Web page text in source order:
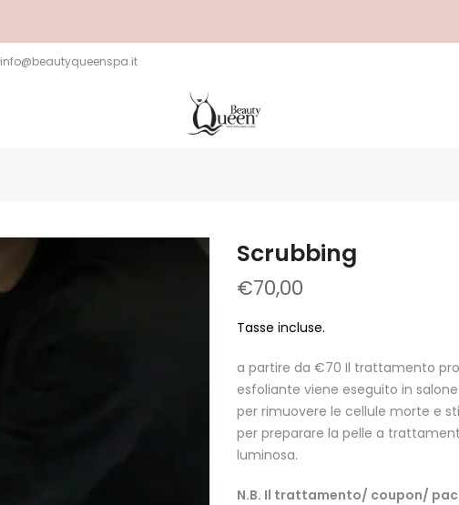
info@beautyqueenspa.it
Scrubbing
€70,00
Tasse incluse.
a partire da €70 Il trattamento
esfoliante viene eseguito in
per rimuovere le cellule morte e
per preparare la pelle a
luminosa.
N.B. Il trattamento/ coupon/